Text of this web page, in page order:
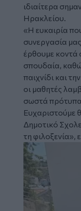
ιδιαίτερα
Ηρακλείου.
«Η ευκαιρία
συνεργασία
έρθουμε κοντά
σπουδαία,
παιχνίδι και
οι μαθητές
σωστά
Ευχαριστούμε
Δημοτικό
τη φιλοξενία»,
Image